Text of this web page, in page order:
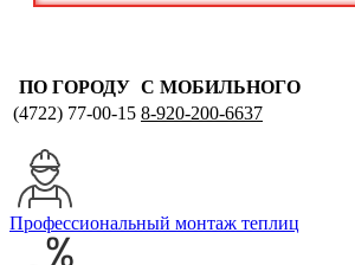
ПО ГОРОДУ С МОБИЛЬНОГО
(4722) 77-00-15 8-920-200-6637
Профессиональный монтаж теплиц